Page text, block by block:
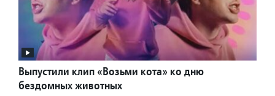
Выпустили клип «Возьми кота» ко дню
бездомных животных